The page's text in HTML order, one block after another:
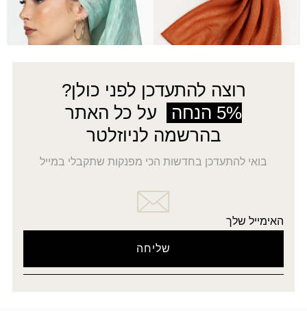
1
←
רוצה להתעדכן לפני כולן?
5% הנחה
על כל האתר
בהרשמה לניוזלטר
בואי להתעדכן בחדשות הכי מפנקות שתקבלי במייל
האימייל שלך